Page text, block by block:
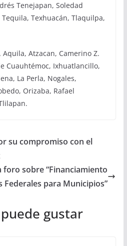
Tenejapan, Soledad
Texhuacán, Tlaquilpa,
Atzacan, Camerino Z.
Cuauhtémoc, Ixhuatlancillo,
La Perla, Nogales,
Orizaba, Rafael
su compromiso con el
foro sobre “Financiamiento
Federales para Municipios”
gustar